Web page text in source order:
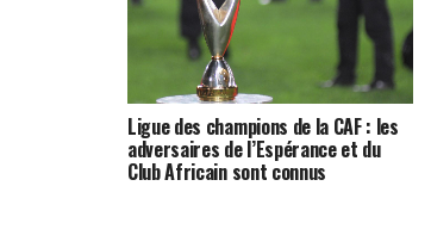
Ligue des champions de la CAF : les
adversaires de l’Espérance et du
Club Africain sont connus